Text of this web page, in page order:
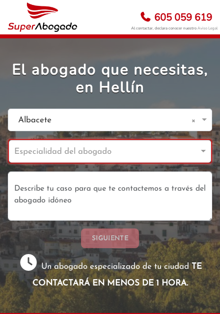
605 059 619
Al contactar, declara conocer nuestroAviso Legal
El abogado que necesitas,
en Hellín
Albacete ×
Especialidad del abogado
SIGUIENTE
Un abogado especializado de tu ciudadTE
CONTACTARÁ EN MENOS DE 1 HORA.